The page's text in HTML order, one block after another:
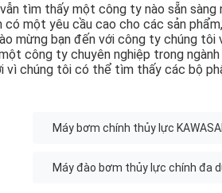
tìm thấy một công ty nào sẵn sàng
có một yêu cầu cao cho các sản
mừng bạn đến với công ty chúng tôi
công ty chuyên nghiệp trong
vì chúng tôi có thể tìm thấy các bộ
Máy bơm chính thủy lực
Máy đào bơm thủy lực chính đa